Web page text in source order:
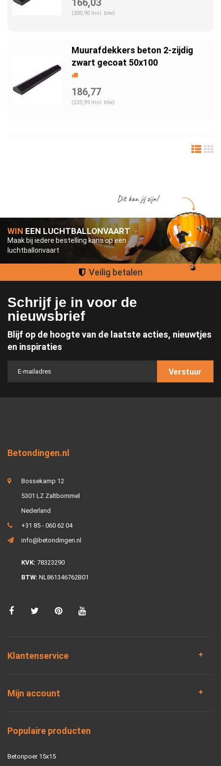
166,03
(200,90 Incl. btw)
Muurafdekkers beton 2-zijdig
zwart gecoat 50x100
186,77
(225,99 Incl. btw)
WIN EEN LUCHTBALLONVAART
Maak bij iedere bestelling kans op een
luchtballonvaart
Dit kan jij zijn!
Groot assortiment
Schrijf je in voor de
nieuwsbrief
Blijf op de hoogte van de laatste acties, nieuwtjes
en inspiraties
Verstuur
Betondingen.nl
Bossekamp 12
5301 LZ Zaltbommel
Nederland
+31 85 - 060 62 04
info@betondingen.nl
KVK: 78323290
BTW: NL861346762B01
Klantenservice
Mijn account
Populaire producten
Betonpoer 15x15